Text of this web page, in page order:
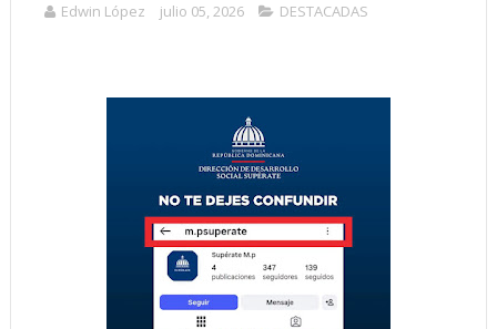
Edwin López julio 05, 2026 DESTACADAS